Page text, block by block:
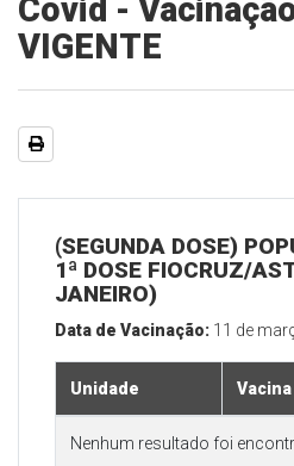
Covid -
VIGENTE
(SEGUNDA DOSE)
1ª DOSE FIOCRUZ/
JANEIRO)
Data de Vacinação: 11 de
Unidade Vacina
Nenhum resultado foi